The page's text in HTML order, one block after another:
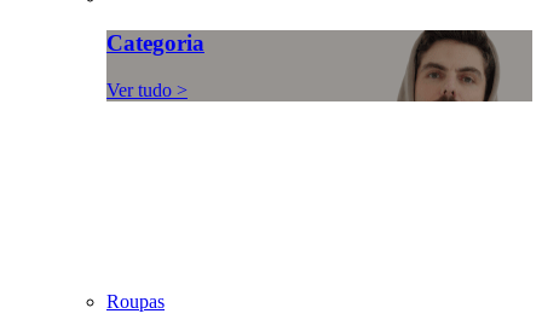
Categoria
Ver tudo >
Roupas